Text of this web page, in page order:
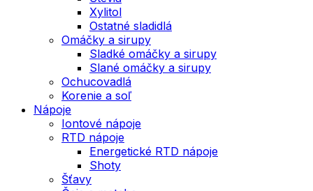
Xylitol
Ostatné sladidlá
Omáčky a sirupy
Sladké omáčky a sirupy
Slané omáčky a sirupy
Ochucovadlá
Korenie a soľ
Nápoje
Iontové nápoje
RTD nápoje
Energetické RTD nápoje
Shoty
Šťavy